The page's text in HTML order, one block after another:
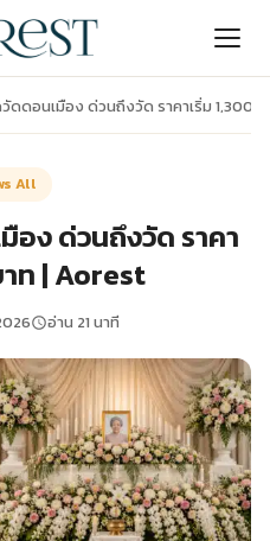
ดอนเมือง ด่วนถึงวัด ราคาเริ่ม 1,300
All
อง ด่วนถึงวัด ราคา
าท | Aorest
อ่าน 21 นาที